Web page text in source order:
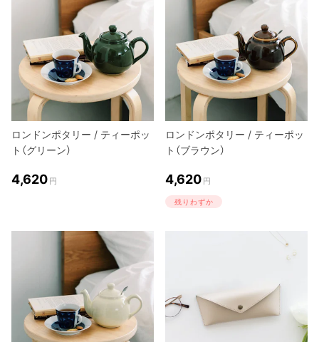
ロンドンポタリー / ティーポッ
ト（グリーン）
4,620 円
ロンドンポタリー / ティーポッ
ト（ブラウン）
4,620 円
残りわずか